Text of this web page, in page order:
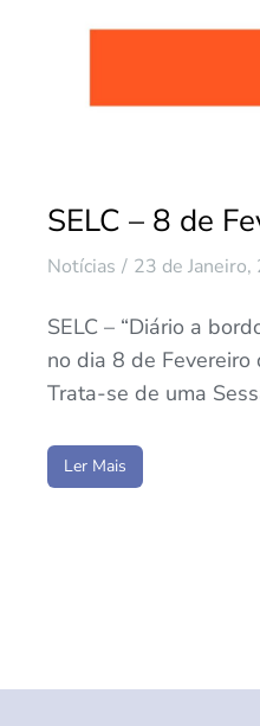
SELC – 8 de
Notícias 23 de
SELC – “Diário a
no dia 8 de
Trata-se de uma
Ler Mais